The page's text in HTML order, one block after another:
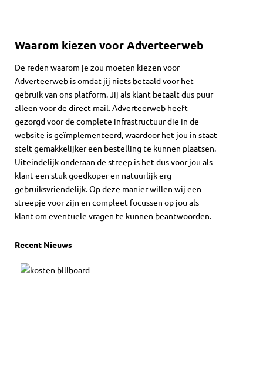
Waarom kiezen voor Adverteerweb
De reden waarom je zou moeten kiezen voor
Adverteerweb is omdat jij niets betaald voor het
gebruik van ons platform. Jij als klant betaalt dus puur
alleen voor de direct mail. Adverteerweb heeft
gezorgd voor de complete infrastructuur die in de
website is geïmplementeerd, waardoor het jou in staat
stelt gemakkelijker een bestelling te kunnen plaatsen.
Uiteindelijk onderaan de streep is het dus voor jou als
klant een stuk goedkoper en natuurlijk erg
gebruiksvriendelijk. Op deze manier willen wij een
streepje voor zijn en compleet focussen op jou als
klant om eventuele vragen te kunnen beantwoorden.
Recent Nieuws